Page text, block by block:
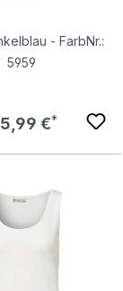
- FarbNr.:
5959
Preis:
€